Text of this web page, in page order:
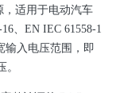
，适用于电动汽车
、EN IEC 61558-1
输入电压范围，即